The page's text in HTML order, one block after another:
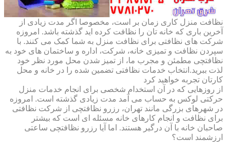
نظافت منزل کاری زمان بر است، مخصوصا اگر مدت زیادی از
آخرین باری که خانه تان را نظافت کرده اید گذشته باشد. امروزه
شرکت های نظافتی برای نظافت منزل به شما کمک می کنند. با
سپردن نظافت و تمیزی خانه، شرکت، اداره و ساختمان های خود به
نظافتچی مطمئن و مجرب ما، از تمیز شدن محل مورد نظر خود
لذت ببرید.انتخاب خدمات نظافتی تضمین شده را در خانه و محل
کارتان تجربه خواهید کرد
از روزهایی که در آن استخدام شخصی برای انجام خدمات منزل
حرکتی لوکس به حساب می آمد مدت زیادی گذشته است. امروزه
در شهرهای بزرگی مانند تهران، رزرو نظافتچی از شرکت نظافتی
برای نظافت و انجام کارهای خانه مسئله ای است که بیشتر
صاحبان خانه با آن درگیر هستند. اما آیا رزرو نظافتچی ساعتی
ارزشمند است؟